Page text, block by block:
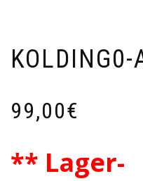
KOLDING0-
99,00€
** Lager-